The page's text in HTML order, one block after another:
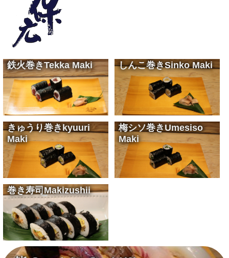
鉄火巻きTekka Maki しんこ巻きSinko Maki
きゅうり巻きkyuuri
Maki
梅シソ巻きUmesiso
Maki
巻き寿司Makizushii